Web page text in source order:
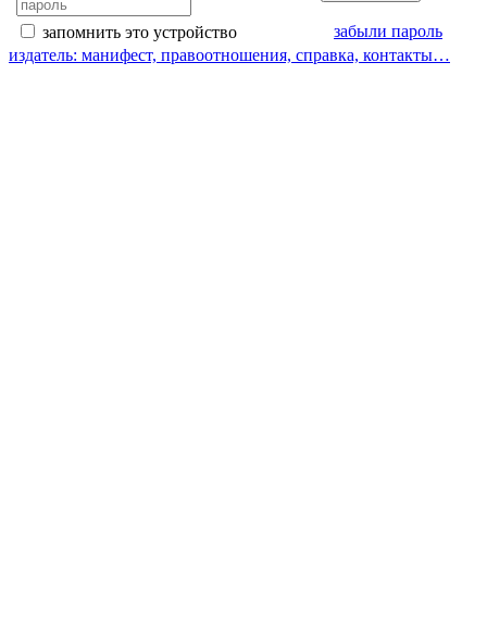
запомнить это устройство
забыли пароль
издатель: манифест, правоотношения, справка, контакты…